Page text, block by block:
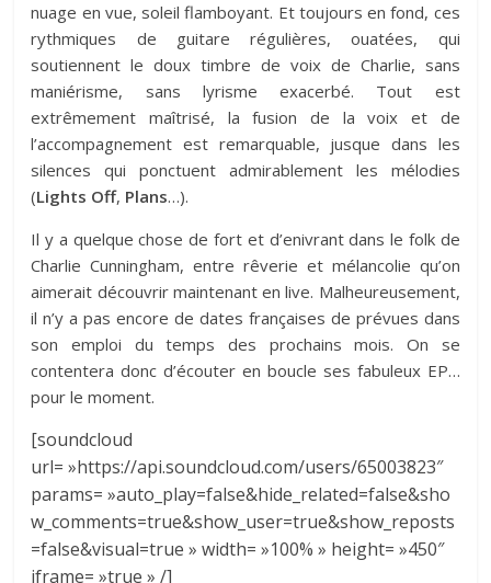
nuage en vue, soleil flamboyant. Et toujours en fond, ces
rythmiques de guitare régulières, ouatées, qui
soutiennent le doux timbre de voix de Charlie, sans
maniérisme, sans lyrisme exacerbé. Tout est
extrêmement maîtrisé, la fusion de la voix et de
l’accompagnement est remarquable, jusque dans les
silences qui ponctuent admirablement les mélodies
(Lights Off, Plans…).
Il y a quelque chose de fort et d’enivrant dans le folk de
Charlie Cunningham, entre rêverie et mélancolie qu’on
aimerait découvrir maintenant en live. Malheureusement,
il n’y a pas encore de dates françaises de prévues dans
son emploi du temps des prochains mois. On se
contentera donc d’écouter en boucle ses fabuleux EP…
pour le moment.
[soundcloud
url= »https://api.soundcloud.com/users/65003823″
params= »auto_play=false&hide_related=false&sho
w_comments=true&show_user=true&show_reposts
=false&visual=true » width= »100% » height= »450″
iframe= »true » /]